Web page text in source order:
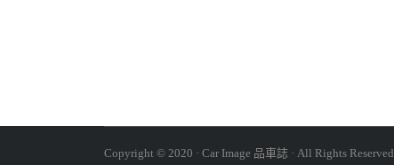
Copyright © 2020 · Car Image 品車誌 · All Rights Reserved